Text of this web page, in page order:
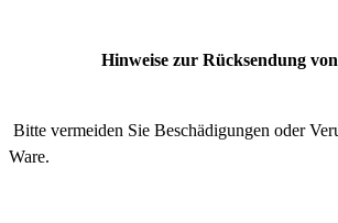
Hinweise zur Rücksendung
Bitte vermeiden Sie Beschädigungen oder
Ware.